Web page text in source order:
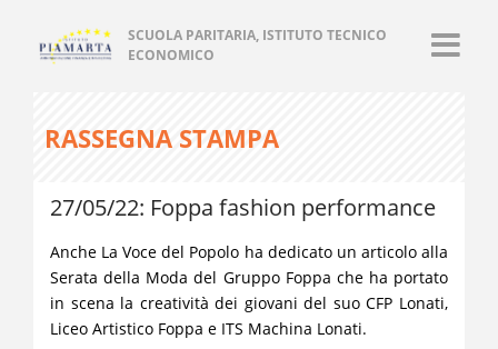
SCUOLA PARITARIA, ISTITUTO TECNICO
ECONOMICO
RASSEGNA STAMPA
27/05/22: Foppa fashion performance
Anche La Voce del Popolo ha dedicato un articolo alla
Serata della Moda del Gruppo Foppa che ha portato
in scena la creatività dei giovani del suo CFP Lonati,
Liceo Artistico Foppa e ITS Machina Lonati.